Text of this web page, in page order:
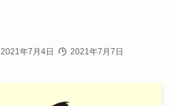
2021年7月4日 2021年7月7日